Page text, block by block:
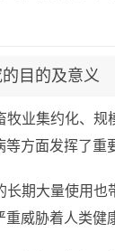
目的及意义
牧业集约化、规
方面发挥了重
长期大量使用也
威胁着人类健